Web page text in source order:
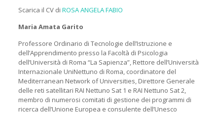
Scarica il CV di ROSA ANGELA FABIO
Maria Amata Garito
Professore Ordinario di Tecnologie dell’Istruzione e
dell’Apprendimento presso la Facoltà di Psicologia
dell’Università di Roma “La Sapienza”, Rettore dell’Università
Internazionale UniNettuno di Roma, coordinatore del
Mediterranean Network of Universities, Direttore Generale
delle reti satellitari RAI Nettuno Sat 1 e RAI Nettuno Sat 2,
membro di numerosi comitati di gestione dei programmi di
ricerca dell’Unione Europea e consulente dell’Unesco